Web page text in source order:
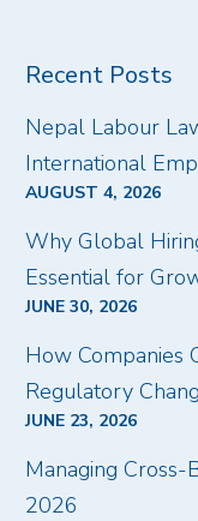
Recent Posts
Nepal Labour
International
AUGUST 4, 2026
Why Global
Essential for
JUNE 30, 2026
How Companies
Regulatory
JUNE 23, 2026
Managing Cross-
2026